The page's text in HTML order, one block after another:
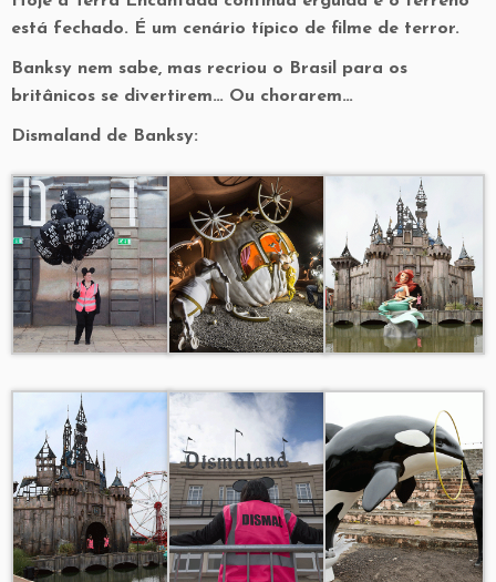
está fechado. É um cenário típico de filme de terror.
Banksy nem sabe, mas recriou o Brasil para os
britânicos se divertirem… Ou chorarem…
Dismaland de Banksy: